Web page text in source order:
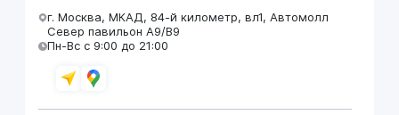
г. Москва, МКАД, 84-й километр, вл1, Автомолл
Север павильон А9/В9
Пн-Вс с 9:00 до 21:00